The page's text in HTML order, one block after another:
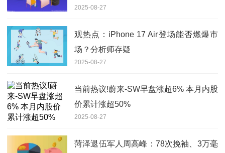
2025-08-27
观热点：iPhone 17 Air登场能否燃爆市
场？分析师存疑
2025-08-27
当前热议!蔚来-SW早盘涨超6% 本月内股
价累计涨超50%
2025-08-27
菏泽退伍军人周高峰：78次挽袖、3万毫